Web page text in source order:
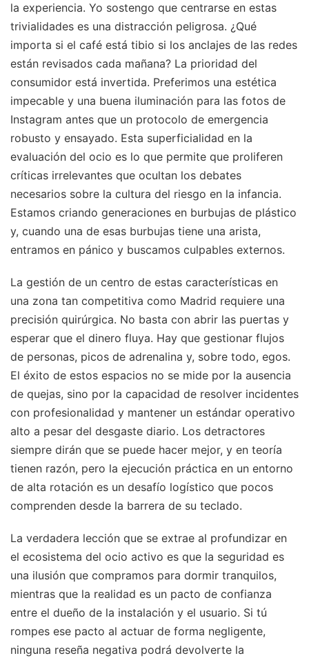
la experiencia. Yo sostengo que centrarse en estas
trivialidades es una distracción peligrosa. ¿Qué
importa si el café está tibio si los anclajes de las redes
están revisados cada mañana? La prioridad del
consumidor está invertida. Preferimos una estética
impecable y una buena iluminación para las fotos de
Instagram antes que un protocolo de emergencia
robusto y ensayado. Esta superficialidad en la
evaluación del ocio es lo que permite que proliferen
críticas irrelevantes que ocultan los debates
necesarios sobre la cultura del riesgo en la infancia.
Estamos criando generaciones en burbujas de plástico
y, cuando una de esas burbujas tiene una arista,
entramos en pánico y buscamos culpables externos.
La gestión de un centro de estas características en
una zona tan competitiva como Madrid requiere una
precisión quirúrgica. No basta con abrir las puertas y
esperar que el dinero fluya. Hay que gestionar flujos
de personas, picos de adrenalina y, sobre todo, egos.
El éxito de estos espacios no se mide por la ausencia
de quejas, sino por la capacidad de resolver incidentes
con profesionalidad y mantener un estándar operativo
alto a pesar del desgaste diario. Los detractores
siempre dirán que se puede hacer mejor, y en teoría
tienen razón, pero la ejecución práctica en un entorno
de alta rotación es un desafío logístico que pocos
comprenden desde la barrera de su teclado.
La verdadera lección que se extrae al profundizar en
el ecosistema del ocio activo es que la seguridad es
una ilusión que compramos para dormir tranquilos,
mientras que la realidad es un pacto de confianza
entre el dueño de la instalación y el usuario. Si tú
rompes ese pacto al actuar de forma negligente,
ninguna reseña negativa podrá devolverte la